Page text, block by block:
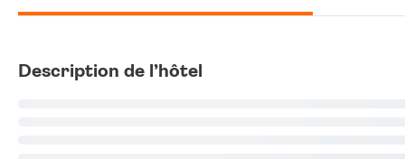
Description de l’hôtel